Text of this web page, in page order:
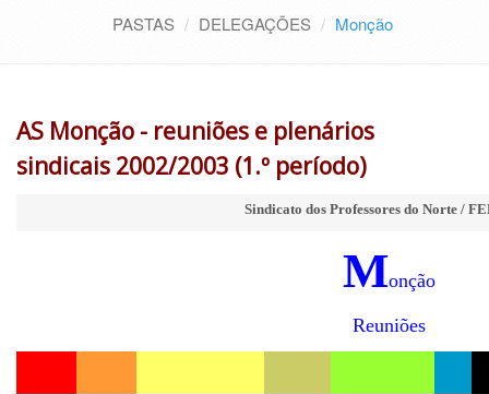
PASTAS DELEGAÇÕES Monção
AS Monção - reuniões e plenários
sindicais 2002/2003 (1.º período)
Sindicato dos Professores do Norte /
Monção
Reuniões